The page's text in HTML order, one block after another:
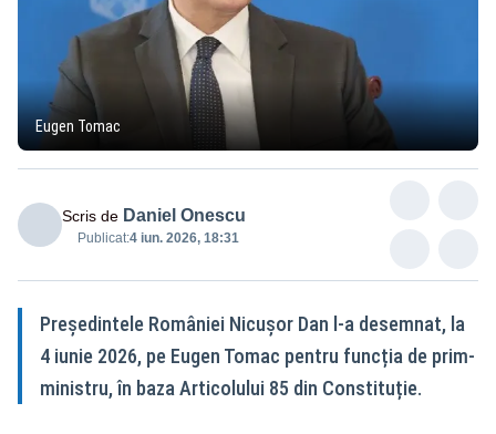
Eugen Tomac
Scris de Daniel Onescu
Publicat:4 iun. 2026, 18:31
Președintele României Nicușor Dan l-a desemnat, la
4 iunie 2026, pe Eugen Tomac pentru funcția de prim-
ministru, în baza Articolului 85 din Constituție.